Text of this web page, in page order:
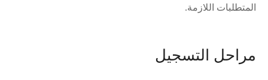
المتطلبات اللازمة.
مراحل التسجيل